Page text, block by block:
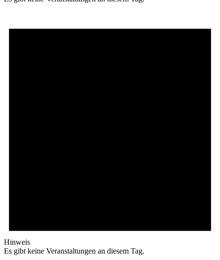
Hinweis
Es gibt keine Veranstaltungen an diesem Tag.